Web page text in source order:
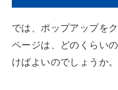
では、ポップアップを
ページは、どのくらい
けばよいのでしょうか。